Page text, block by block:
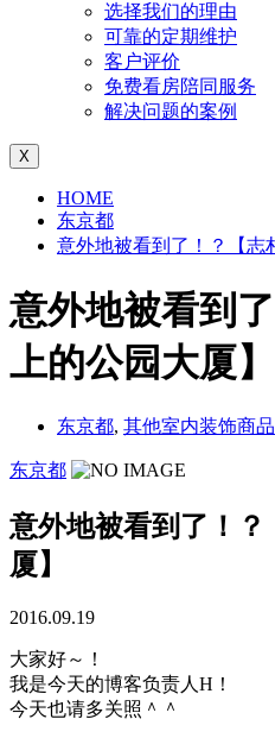
选择我们的理由
可靠的定期维护
客户评价
免费看房陪同服务
解决问题的案例
X
HOME
东京都
意外地被看到了！？【志
意外地被看到
上的公园大厦】
东京都, 其他室内装饰商品
东京都
意外地被看到了！
厦】
2016.09.19
大家好～！
我是今天的博客负责人H！
今天也请多关照＾＾